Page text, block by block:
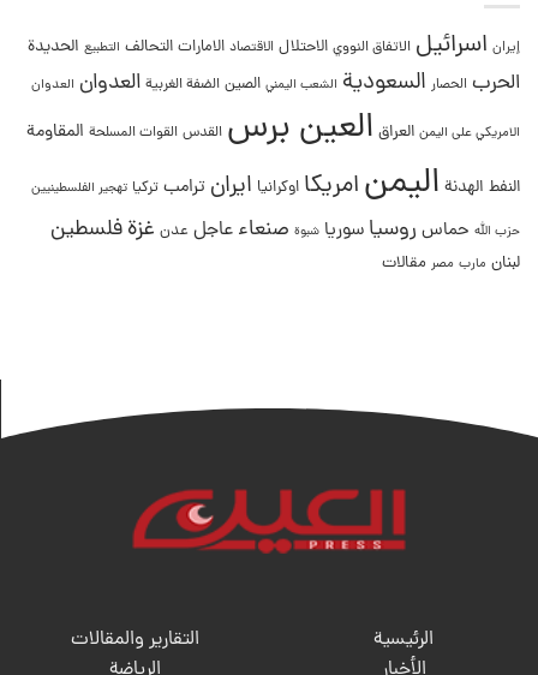
إيران اسرائيل الاتفاق النووي الاحتلال الاقتصاد الامارات التحالف التطبيع الحديدة
الحرب الحصار السعودية الشعب اليمني الصين الضفة الغربية العدوان العدوان
الامريكي على اليمن العراق العين برس القدس القوات المسلحة المقاومة
النفط الهدنة اليمنامريكا اوكرانيا ايران ترامب تركيا تهجير الفلسطينيين
حزب الله حماس روسيا سوريا شبوة صنعاء عاجل عدن غزةفلسطين
لبنان مارب مصر مقالات
الرئيسية
التقارير والمقالات